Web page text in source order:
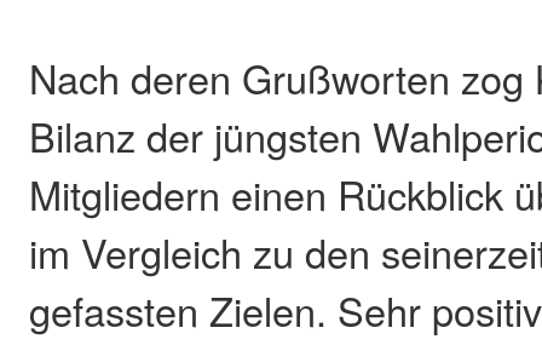
Nach deren Grußworten zog
Bilanz der jüngsten
Mitgliedern einen Rückblick
im Vergleich zu den
gefassten Zielen. Sehr